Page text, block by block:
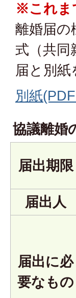
※これま
離婚届の
式（共同
届と別
別紙
協議離婚
届出期限
届出人
届出に必
要なもの